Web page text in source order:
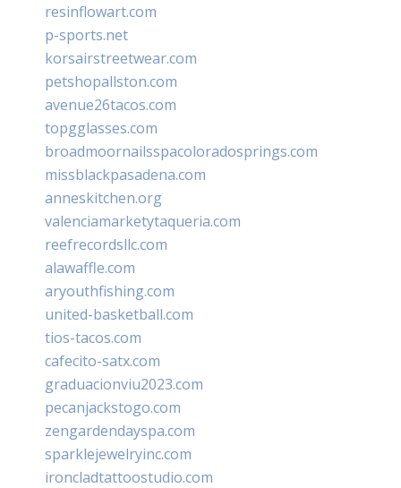
resinflowart.com
p-sports.net
korsairstreetwear.com
petshopallston.com
avenue26tacos.com
topgglasses.com
broadmoornailsspacoloradosprings.com
missblackpasadena.com
anneskitchen.org
valenciamarketytaqueria.com
reefrecordsllc.com
alawaffle.com
aryouthfishing.com
united-basketball.com
tios-tacos.com
cafecito-satx.com
graduacionviu2023.com
pecanjackstogo.com
zengardendayspa.com
sparklejewelryinc.com
ironcladtattoostudio.com